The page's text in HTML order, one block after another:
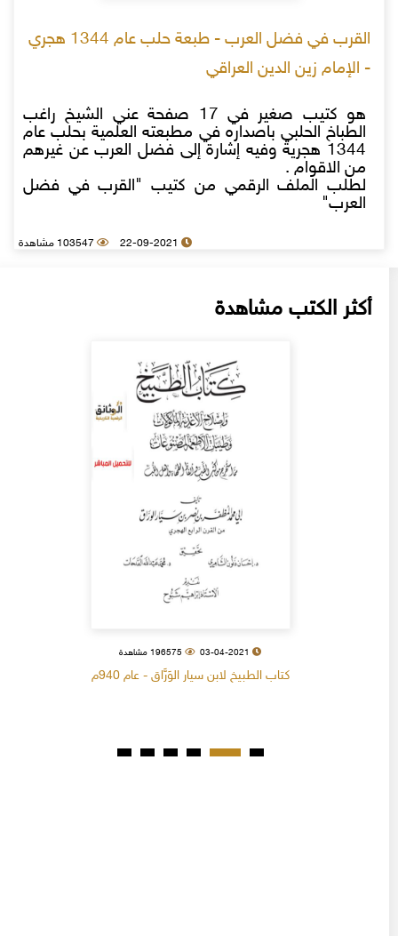
القرب في فضل العرب - طبعة حلب عام 1344 هجري
- الإمام زين الدين العراقي
هو كتيب صغير في 17 صفحة عني الشيخ راغب
الطباخ الحلبي باصداره في مطبعته العلمية بحلب عام
1344 هجرية وفيه إشارة إلى فضل العرب عن غيرهم
من الاقوام .
لطلب الملف الرقمي من كتيب "القرب في فضل
العرب"
22-09-2021 103547 مشاهدة
أكثر الكتب مشاهدة
03-04-2021 196575 مشاهدة
كتاب الطبيخ لابن سيار الوَرَّاق - عام 940م